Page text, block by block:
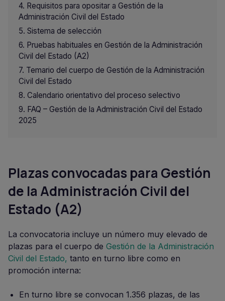
Requisitos para opositar a Gestión de la
Administración Civil del Estado
Sistema de selección
Pruebas habituales en Gestión de la Administración
Civil del Estado (A2)
Temario del cuerpo de Gestión de la Administración
Civil del Estado
Calendario orientativo del proceso selectivo
FAQ – Gestión de la Administración Civil del Estado
2025
Plazas convocadas para Gestión
de la Administración Civil del
Estado (A2)
La convocatoria incluye un número muy elevado de
plazas para el cuerpo de Gestión de la Administración
Civil del Estado, tanto en turno libre como en
promoción interna:
En turno libre se convocan 1.356 plazas, de las